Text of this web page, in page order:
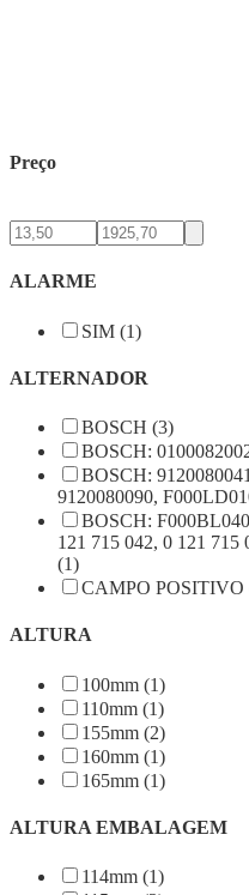
Preço
ALARME
SIM (1)
ALTERNADOR
BOSCH (3)
BOSCH:
BOSCH:
9120080090,
BOSCH:
121 715 042, 0 121
(1)
CAMPO POSITIVO
ALTURA
100mm (1)
110mm (1)
155mm (2)
160mm (1)
165mm (1)
ALTURA EMBALAGEM
114mm (1)